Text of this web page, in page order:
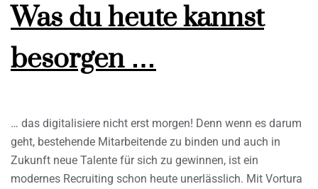
Was du heute kannst
besorgen …
… das digitalisiere nicht erst morgen! Denn wenn es darum
geht, bestehende Mitarbeitende zu binden und auch in
Zukunft neue Talente für sich zu gewinnen, ist ein
modernes Recruiting schon heute unerlässlich. Mit Vortura